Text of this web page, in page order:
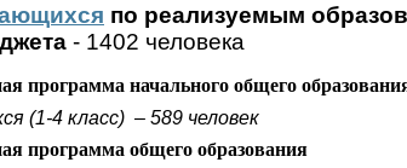
по реализуемым
- 1402 человека
программа начального общего
(1-4 класс) – 589 человек
программа общего образования